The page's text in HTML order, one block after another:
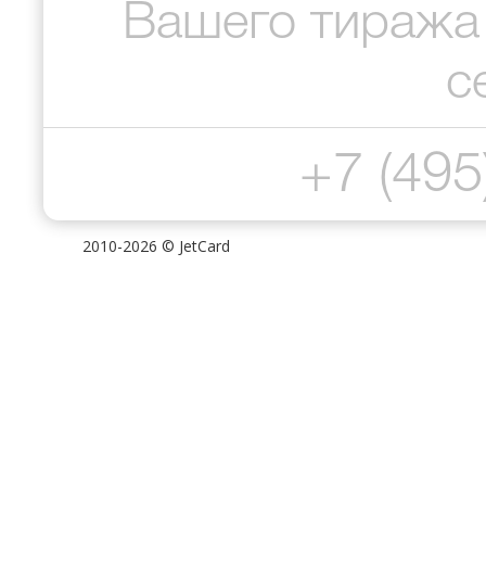
Вашего
+7
2010-2026 © JetCard